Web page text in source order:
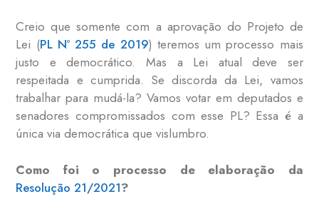
Creio que somente com a aprovação do Projeto de
Lei (PL Nº 255 de 2019) teremos um processo mais
justo e democrático. Mas a Lei atual deve ser
respeitada e cumprida. Se discorda da Lei, vamos
trabalhar para mudá-la? Vamos votar em deputados e
senadores compromissados com esse PL? Essa é a
única via democrática que vislumbro.
Como foi o processo de elaboração da
Resolução 21/2021?